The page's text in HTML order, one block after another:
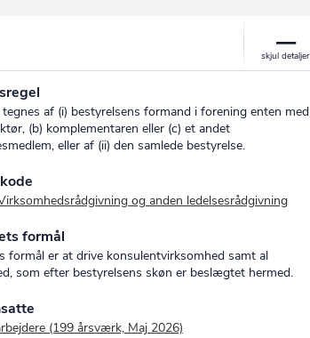
af (i) bestyrelsens formand i forening enten med
(b) komplementaren eller (c) et andet
eller af (ii) den samlede bestyrelse.
og anden ledelsesrådgivning
formål
formål er at drive konsulentvirksomhed samt al
som efter bestyrelsens skøn er beslægtet hermed.
(199 årsværk, Maj 2026)